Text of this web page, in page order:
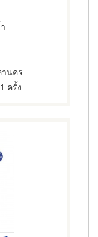
านคร
ครั้ง